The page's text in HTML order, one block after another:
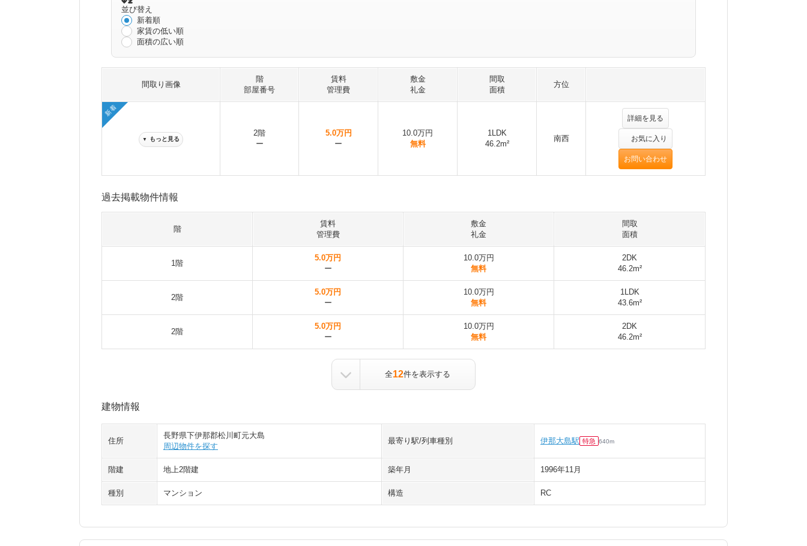
並び替え
新着順
家賃の低い順
面積の広い順
間取り画像
階
部屋番号
賃料
管理費
敷金
礼金
間取
面積
方位
新着
▼ もっと見る
2階
ー
5.0万円
ー
10.0万円
無料
1LDK
46.2m²
南西
詳細を見る
お気に入り
お問い合わせ
過去掲載物件情報
階
賃料
管理費
敷金
礼金
間取
面積
1階
5.0万円
ー
10.0万円
無料
2DK
46.2m²
2階
5.0万円
ー
10.0万円
無料
1LDK
43.6m²
2階
5.0万円
ー
10.0万円
無料
2DK
46.2m²
全12件を表示する
建物情報
住所
長野県下伊那郡松川町元大島
周辺物件を探す
最寄り駅/列車種別 伊那大島駅 特急 640m
階建 地上2階建 築年月 1996年11月
種別 マンション 構造 RC